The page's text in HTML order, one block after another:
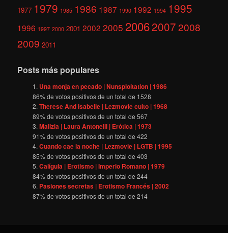
1977 1979 1985 1986 1987 1990 1992 1994 1995
1996 1997 2000 2001 2002 2005 200620072008
2009 2011
Posts más populares
Una monja en pecado | Nunsploitation | 1986
86% de votos positivos de un total de 1528
Therese And Isabelle | Lezmovie culto | 1968
89% de votos positivos de un total de567
Malizia | Laura Antonelli | Erótica | 1973
91% de votos positivos de un total de422
Cuando cae la noche | Lezmovie | LGTB | 1995
85% de votos positivos de un total de403
Calígula | Erotismo | Imperio Romano | 1979
84% de votos positivos de un total de244
Pasiones secretas | Erotismo Francés | 2002
87% de votos positivos de un total de214